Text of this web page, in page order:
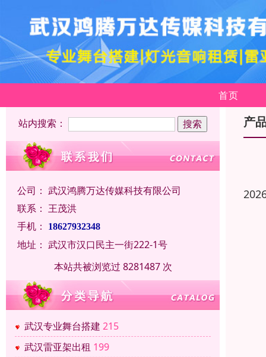
首页
站内搜索：
公司： 武汉鸿腾万达传媒科技有限公司
联系： 王茂洪
手机：
18627932348
地址： 武汉市汉口民主一街222-1号
本站共被浏览过 8281487 次
武汉专业舞台搭建 215
武汉雷亚架出租 199
产